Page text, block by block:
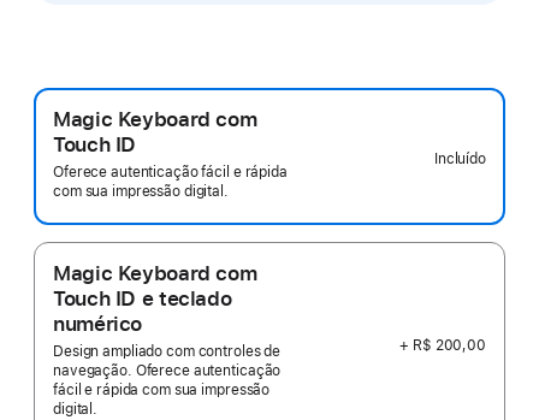
Magic Keyboard com
Touch ID
Oferece autenticação fácil e rápida
com sua impressão digital.
Incluído
Magic Keyboard com
Touch ID e teclado
numérico
Design ampliado com controles de
navegação. Oferece autenticação
fácil e rápida com sua impressão
digital.
+ R$ 200,00